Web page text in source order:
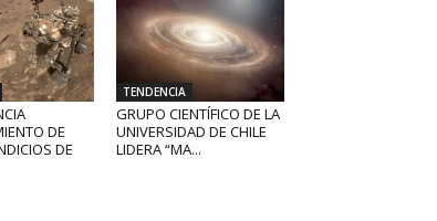
DE
DE
TENDENCIA
GRUPO CIENTÍFICO DE LA
UNIVERSIDAD DE CHILE
LIDERA “MA...